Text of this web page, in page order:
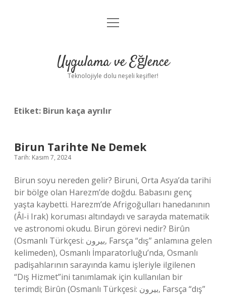
Anasayfa
Yasal Uyarı
menüyü
Uygulama ve Eğlence
Teknolojiyle dolu neşeli keşifler!
Etiket: Birun kaça ayrılır
Birun Tarihte Ne Demek
Tarih: Kasım 7, 2024
Birun soyu nereden gelir? Biruni, Orta Asya’da tarihi
bir bölge olan Harezm’de doğdu. Babasını genç
yaşta kaybetti. Harezm’de Afrigoğulları hanedanının
(Âl-i Irak) koruması altındaydı ve sarayda matematik
ve astronomi okudu. Birun görevi nedir? Birûn
(Osmanlı Türkçesi: بیرون, Farsça “dış” anlamına gelen
kelimeden), Osmanlı İmparatorluğu’nda, Osmanlı
padişahlarının sarayında kamu işleriyle ilgilenen
“Dış Hizmet”ini tanımlamak için kullanılan bir
terimdi; Birûn (Osmanlı Türkçesi: بیرون, Farsça “dış”